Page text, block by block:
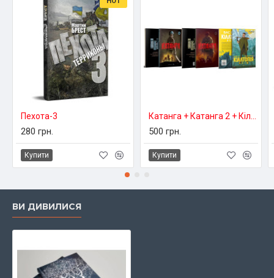
Пехота-3
280 грн.
Купити
500 грн.
Купити
ВИ ДИВИЛИСЯ